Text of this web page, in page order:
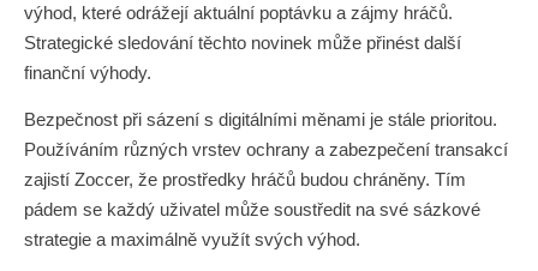
výhod, které odrážejí aktuální poptávku a zájmy hráčů.
Strategické sledování těchto novinek může přinést další
finanční výhody.
Bezpečnost při sázení s digitálními měnami je stále prioritou.
Používáním různých vrstev ochrany a zabezpečení transakcí
zajistí Zoccer, že prostředky hráčů budou chráněny. Tím
pádem se každý uživatel může soustředit na své sázkové
strategie a maximálně využít svých výhod.